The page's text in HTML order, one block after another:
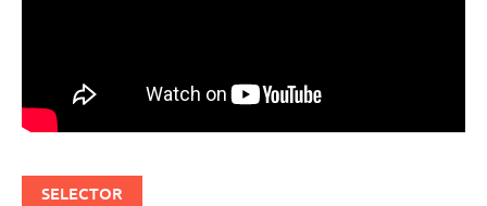
SELECTOR